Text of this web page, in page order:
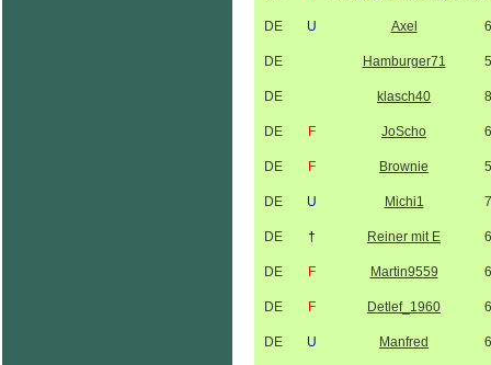
DE U Axel
DE Hamburger71
DE klasch40
DE F JoScho
DE F Brownie
DE U Michi1
DE † Reiner mit E
DE F Martin9559
DE F Detlef_1960
DE U Manfred